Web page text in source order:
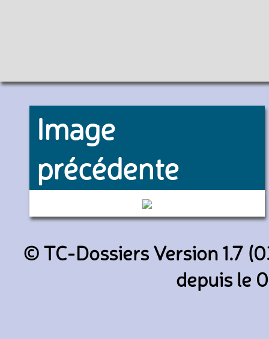
Image
précédente
5226 (RATP)
© TC-Dossiers Version 1.7
depuis le